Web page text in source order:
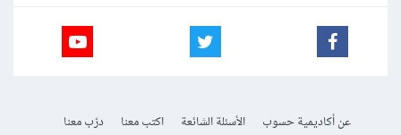
عن أكاديمية حسوب الأسئلة الشائعة اكتب معنا
درّب معنا